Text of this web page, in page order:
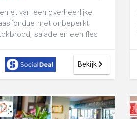
van een overheerlijke
met onbeperkt
salade en een fles
sm...
Bekijk